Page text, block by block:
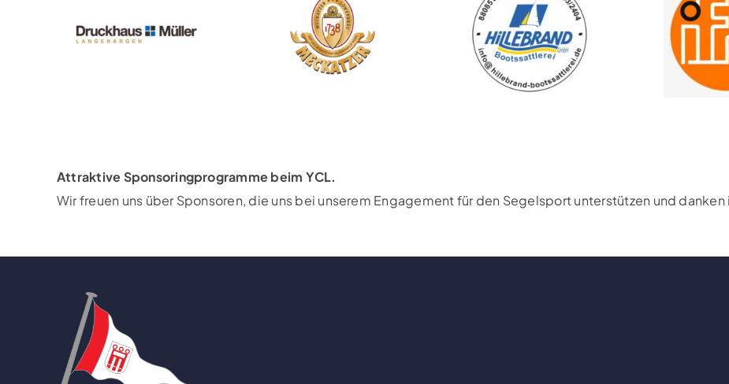
Attraktive Sponsoringprogramme beim YCL.
Wir freuen uns über Sponsoren, die uns bei unserem Engagement für den Segelsport unterstützen und